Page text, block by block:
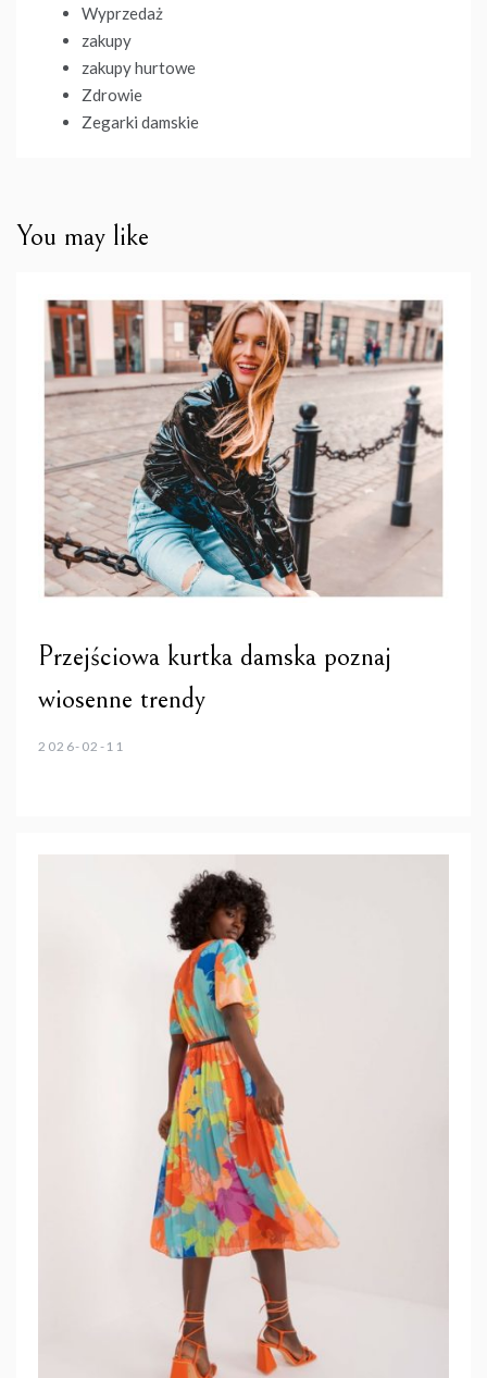
Wyprzedaż
zakupy
zakupy hurtowe
Zdrowie
Zegarki damskie
You may like
Przejściowa kurtka damska poznaj
wiosenne trendy
2026-02-11